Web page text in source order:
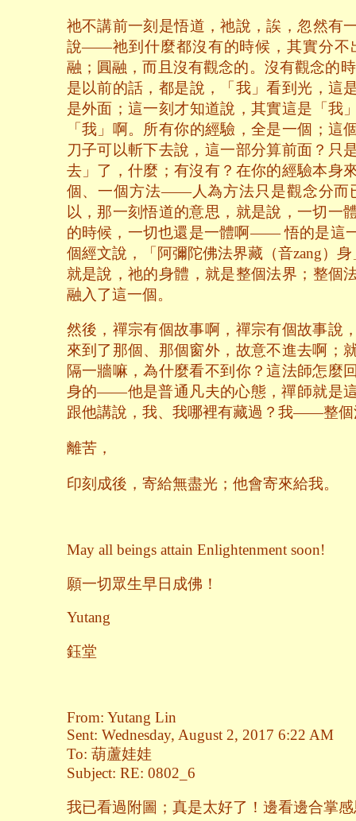
祂不講前一刻是悟道，祂說，誒，忽然
說——祂到什麼都沒有的時候，其實分
融；圓融，而且沒有觀念的。沒有觀念的
是以前的話，都是說，「我」看到光，
是外面；這一刻才知道說，其實這是「
「我」啊。所有你的經驗，全是一個；
刀子可以斬下去說，這一部分算前面？只
去」了，什麼；有沒有？在你的經驗本身
個、一個方法——人為方法只是觀念分而
以，那一刻悟道的意思，就是說，一切一
的時候，一切也還是一體啊—— 悟的是這
個經文說，「阿彌陀佛法界藏（音zang）
就是說，祂的身體，就是整個法界；整
融入了這一個。
然後，禪宗有個故事啊，禪宗有個故事說
來到了那個、那個窗外，故意不進去啊；
隔一牆嘛，為什麼看不到你？這法師怎麼
身的——他是普通凡夫的心態，禪師就是
跟他講說，我、我哪裡有藏過？我——整
離苦，
印刻成後，寄給無盡光；他會寄來給我。
May all beings attain Enlightenment soon!
願一切眾生早日成佛！
Yutang
鈺堂
From: Yutang Lin
Sent: Wednesday, August 2, 2017 6:22 AM
To: 葫蘆娃娃
Subject: RE: 0802_6
我已看過附圖；真是太好了！邊看邊合掌